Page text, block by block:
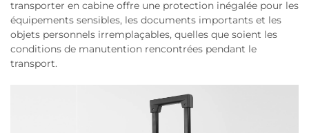
transporter en cabine offre une protection inégalée pour les
équipements sensibles, les documents importants et les
objets personnels irremplaçables, quelles que soient les
conditions de manutention rencontrées pendant le
transport.